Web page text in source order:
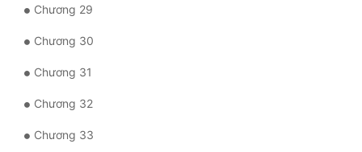
Xuyên Thư
Điền Văn
Đô Thị
Đông Phương
Đông Phương Huyền Huyễn
Chương 29
Chương 30
Chương 31
Chương 32
Chương 33